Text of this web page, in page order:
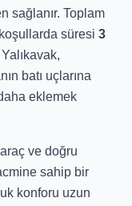
sağlanır. Toplam
süresi 3
batı uçlarına
eklemek
ve doğru
sahip bir
konforu uzun